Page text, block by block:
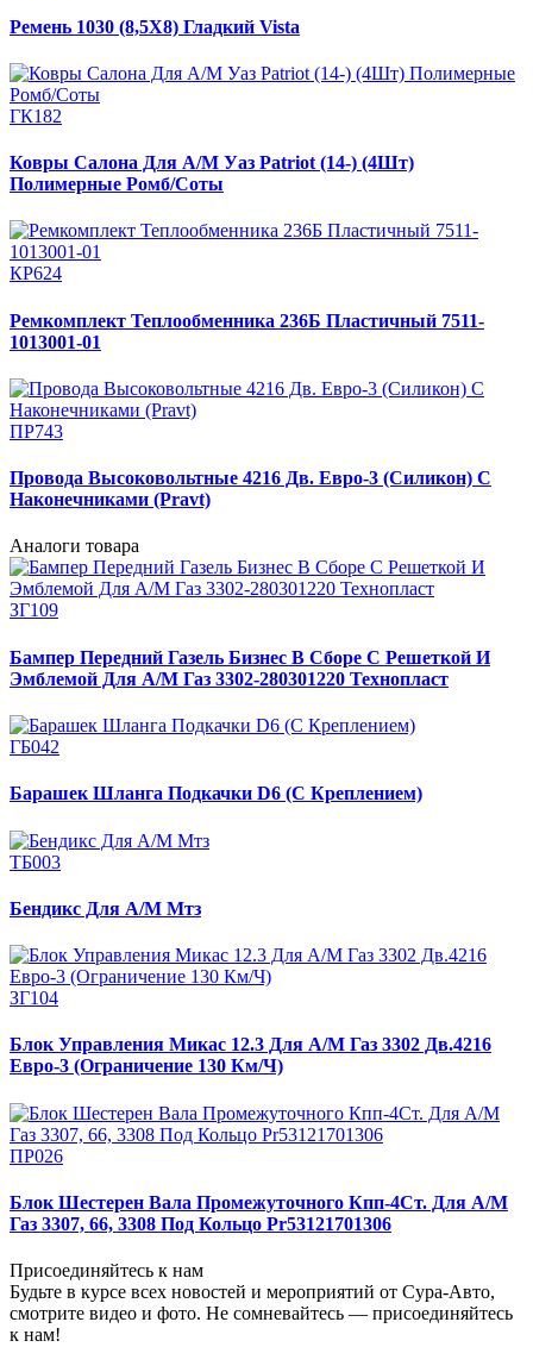
Ремень 1030 (8,5Х8) Гладкий Vista
ГК182
Ковры Салона Для А/М Уаз Patriot (14-) (4Шт)
Полимерные Ромб/Соты
КР624
Ремкомплект Теплообменника 236Б Пластичный 7511-
1013001-01
ПР743
Провода Высоковольтные 4216 Дв. Евро-3 (Силикон) С
Наконечниками (Pravt)
Аналоги товара
ЗГ109
Бампер Передний Газель Бизнес В Сборе С Решеткой И
Эмблемой Для А/М Газ 3302-280301220 Технопласт
ГБ042
Барашек Шланга Подкачки D6 (С Креплением)
ТБ003
Бендикс Для А/М Мтз
ЗГ104
Блок Управления Микас 12.3 Для А/М Газ 3302 Дв.4216
Евро-3 (Ограничение 130 Км/Ч)
ПР026
Блок Шестерен Вала Промежуточного Кпп-4Ст. Для А/М
Газ 3307, 66, 3308 Под Кольцо Pr53121701306
Присоединяйтесь к нам
Будьте в курсе всех новостей и мероприятий от Сура-Авто,
смотрите видео и фото. Не сомневайтесь — присоединяйтесь
к нам!